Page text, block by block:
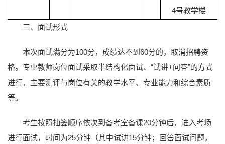
4号教学楼
三、面试形式
本次面试满分为100分，成绩达不到60分的，取消招聘资
格。专业教师岗位面试采取半结构化面试、“试讲+问答”的方式
进行，主要测评与岗位有关的教学水平、专业能力和综合素质
等。
考生按照抽签顺序依次到备考室备课20分钟后，进入考场
进行面试，时间为25分钟（其中试讲15分钟；回答面试问题，